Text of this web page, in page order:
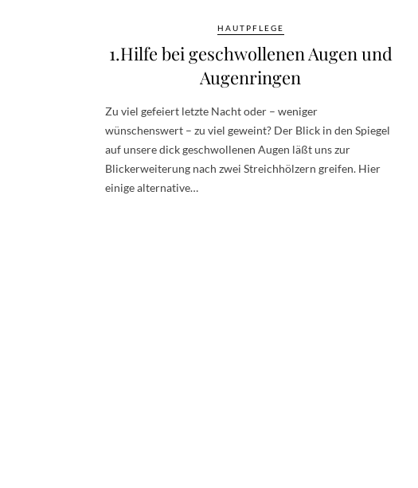
HAUTPFLEGE
1.Hilfe bei geschwollenen Augen und
Augenringen
Zu viel gefeiert letzte Nacht oder – weniger
wünschenswert – zu viel geweint? Der Blick in den Spiegel
auf unsere dick geschwollenen Augen läßt uns zur
Blickerweiterung nach zwei Streichhölzern greifen. Hier
einige alternative…